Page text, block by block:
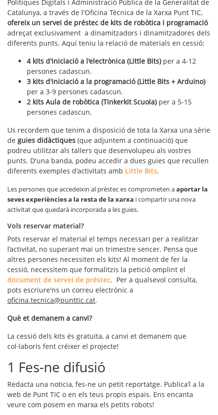
Polítiques Digitals i Administració Pública de la Generalitat de
Catalunya, a través de l'Oficina Tècnica de la Xarxa Punt TIC,
ofereix un servei de préstec de kits de robòtica i programació
adreçat exclusivament a dinamitzadors i dinamitzadores dels
diferents punts. Aquí teniu la relació de materials en cessió:
4 kits d'iniciació a l'electrònica (Little Bits)per a 4-12
persones cadascun.
3 kits d'iniciació a la programació (Little Bits + Arduino)
per a 3-9 persones cadascun.
2 kits Aula de robòtica (Tinkerkit Scuola)per a 5-15
persones cadascun.
Us recordem que tenim a disposició de tota la Xarxa una sèrie
de guies didàctiques (que adjuntem a continuació) que
podreu utilitzar als tallers que desenvolupeu als vostres
punts. D'una banda, podeu accedir a dues guies que recullen
diferents exemples d'activitats amb Little Bits.
Les persones que accedeixin al préstec es comprometen aaportar la
seves experiències a la resta de la xarxa i compartir una nova
activitat que quedarà incorporada a les guies.
Vols reservar material?
Pots reservar el material el temps necessari per a realitzar
l’activitat, no superant mai un trimestre sencer. Pensa que
altres persones necessiten els kits! Al moment de fer la
cessió, necessitem que formalitzis la petició omplint el
document de servei de préstec. Per a qualsevol consulta,
pots escriure'ns un correu electrònic a
oficina.tecnica@punttic.cat.
Què et demanem a canvi?
La cessió dels kits és gratuïta, a canvi et demanem que
col·laboris fent créixer el projecte!
1 Fes-ne difusió
Redacta una noticia, fes-ne un petit reportatge. Publica’l a la
web de Punt TIC o en els teus propis espais. Ens encanta
veure com posem en marxa els petits robots!